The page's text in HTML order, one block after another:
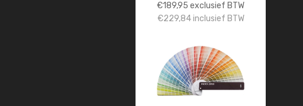
€189,95 exclusief BTW
€229,84inclusief BTW